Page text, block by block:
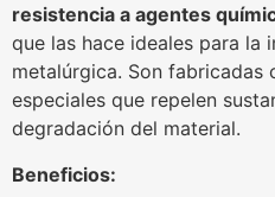
resistencia a agentes
que las hace ideales para la
metalúrgica. Son fabricadas
especiales que repelen
degradación del material.
Beneficios: